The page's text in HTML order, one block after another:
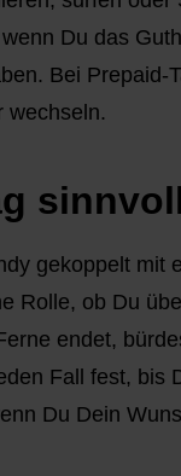
Du das
Bei Prepaid-
wechseln.
gekoppelt mit
Rolle, ob Du
endet,
Fall fest, bis
Du Dein